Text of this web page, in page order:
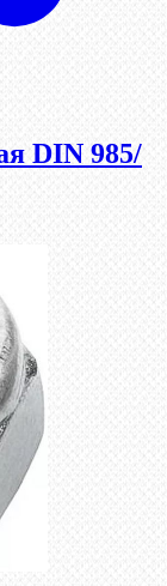
DIN 985/